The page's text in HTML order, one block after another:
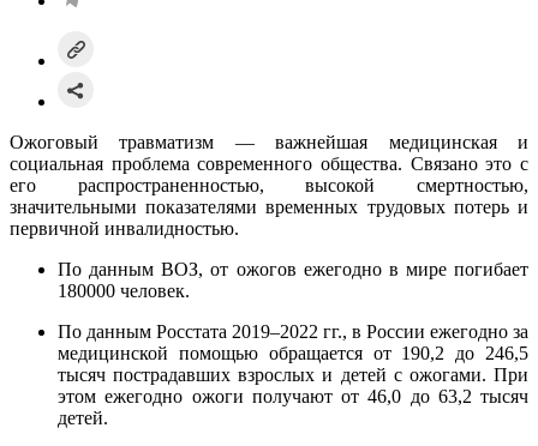
Ожоговый травматизм — важнейшая медицинская и
социальная проблема современного общества. Связано это с
его распространенностью, высокой смертностью,
значительными показателями временных трудовых потерь и
первичной инвалидностью.
По данным ВОЗ, от ожогов ежегодно в мире погибает
180000 человек.
По данным Росстата 2019–2022 гг., в России ежегодно за
медицинской помощью обращается от 190,2 до 246,5
тысяч пострадавших взрослых и детей с ожогами. При
этом ежегодно ожоги получают от 46,0 до 63,2 тысяч
детей.